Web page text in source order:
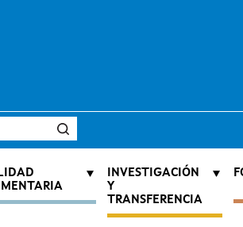
INVESTIGACIÓN
Y
TRANSFERENCIA